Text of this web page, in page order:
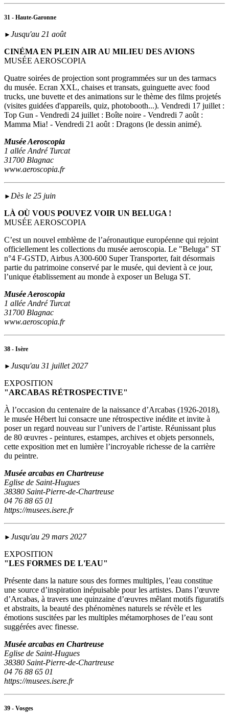
31 - Haute-Garonne
► Jusqu'au 21 août
CINÉMA EN PLEIN AIR AU MILIEU DES AVIONS
MUSÉE AEROSCOPIA
Quatre soirées de projection sont programmées sur un des tarmacs
du musée. Ecran XXL, chaises et transats, guinguette avec food
trucks, une buvette et des animations sur le thème des films projetés
(visites guidées d'appareils, quiz, photobooth...). Vendredi 17 juillet :
Top Gun - Vendredi 24 juillet : Boîte noire - Vendredi 7 août :
Mamma Mia! - Vendredi 21 août : Dragons (le dessin animé).
Musée Aeroscopia
1 allée André Turcat
31700 Blagnac
www.aeroscopia.fr
► Dès le 25 juin
LÀ OÙ VOUS POUVEZ VOIR UN BELUGA !
MUSÉE AEROSCOPIA
C’est un nouvel emblème de l’aéronautique européenne qui rejoint
officiellement les collections du musée aeroscopia. Le "Beluga" ST
n°4 F-GSTD, Airbus A300-600 Super Transporter, fait désormais
partie du patrimoine conservé par le musée, qui devient à ce jour,
l’unique établissement au monde à exposer un Beluga ST.
Musée Aeroscopia
1 allée André Turcat
31700 Blagnac
www.aeroscopia.fr
38 - Isère
► Jusqu'au 31 juillet 2027
EXPOSITION
"ARCABAS RÉTROSPECTIVE"
À l’occasion du centenaire de la naissance d’Arcabas (1926-2018),
le musée Hébert lui consacre une rétrospective inédite et invite à
poser un regard nouveau sur l’univers de l’artiste. Réunissant plus
de 80 œuvres - peintures, estampes, archives et objets personnels,
cette exposition met en lumière l’incroyable richesse de la carrière
du peintre.
Musée arcabas en Chartreuse
Eglise de Saint-Hugues
38380 Saint-Pierre-de-Chartreuse
04 76 88 65 01
https://musees.isere.fr
► Jusqu'au 29 mars 2027
EXPOSITION
"LES FORMES DE L'EAU"
Présente dans la nature sous des formes multiples, l’eau constitue
une source d’inspiration inépuisable pour les artistes. Dans l’œuvre
d’Arcabas, à travers une quinzaine d’œuvres mêlant motifs figuratifs
et abstraits, la beauté des phénomènes naturels se révèle et les
émotions suscitées par les multiples métamorphoses de l’eau sont
suggérées avec finesse.
Musée arcabas en Chartreuse
Eglise de Saint-Hugues
38380 Saint-Pierre-de-Chartreuse
04 76 88 65 01
https://musees.isere.fr
39 - Vosges